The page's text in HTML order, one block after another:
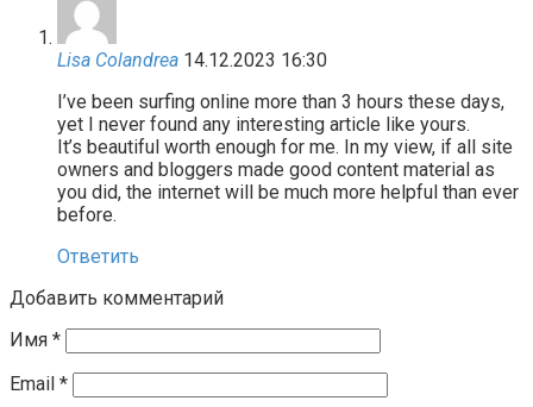
Lisa Colandrea 14.12.2023 16:30
I’ve been surfing online more than 3 hours these days,
yet I never found any interesting article like yours.
It’s beautiful worth enough for me. In my view, if all site
owners and bloggers made good content material as
you did, the internet will be much more helpful than ever
before.
Ответить
Добавить комментарий
Имя *
Email *